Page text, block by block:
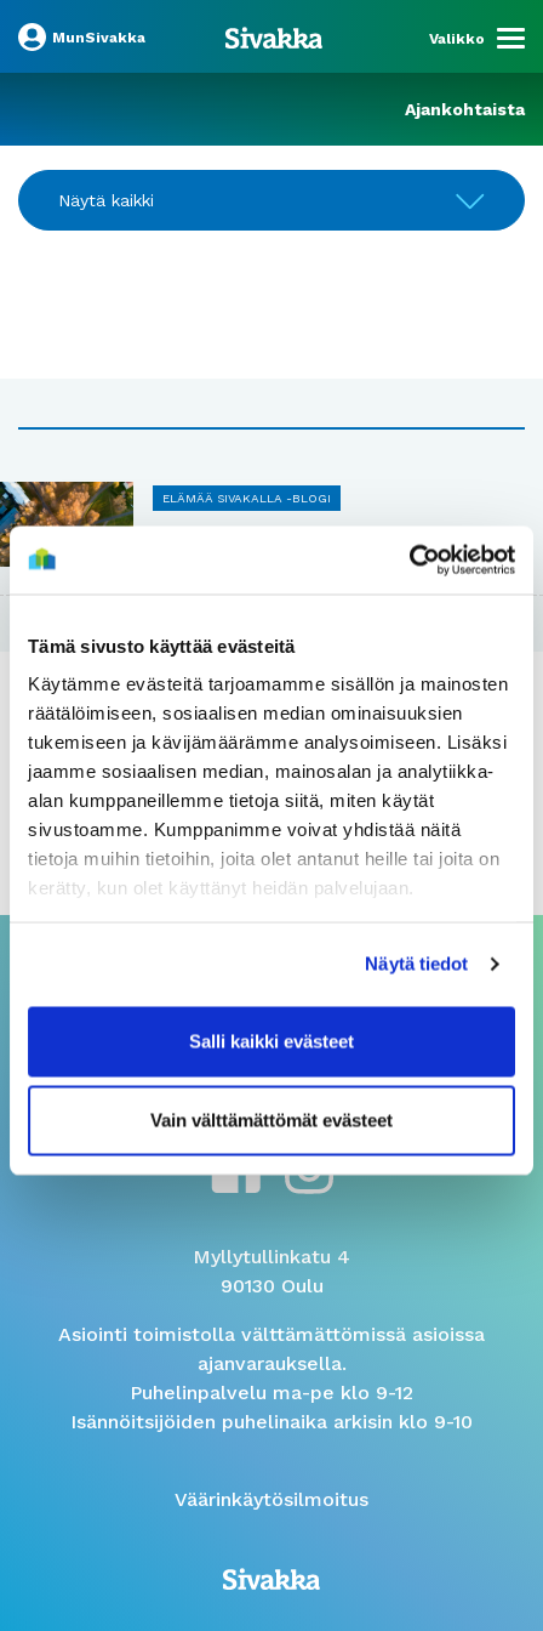
Tämä sivusto käyttää evästeitä
Käytämme evästeitä tarjoamamme sisällön ja mainosten
räätälöimiseen, sosiaalisen median ominaisuuksien
tukemiseen ja kävijämäärämme analysoimiseen. Lisäksi
jaamme sosiaalisen median, mainosalan ja analytiikka-
alan kumppaneillemme tietoja siitä, miten käytät
sivustoamme. Kumppanimme voivat yhdistää näitä
tietoja muihin tietoihin, joita olet antanut heille tai joita on
kerätty, kun olet käyttänyt heidän palvelujaan.
Näytä tiedot
Salli kaikki evästeet
Vain välttämättömät evästeet
MunSivakka Valikko
Ajankohtaista
Näytä kaikki
ELÄMÄÄ SIVAKALLA -BLOGI
Arkistot
elokuu 2026
heinäkuu 2026
kesäkuu 2026
asiakaspalvelu@sivakka.fi
p. 08 3148 190
Myllytullinkatu 4
90130 Oulu
Asiointi toimistolla välttämättömissä asioissa
ajanvarauksella.
Puhelinpalvelu ma-pe klo 9-12
Isännöitsijöiden puhelinaika arkisin klo 9-10
Väärinkäytösilmoitus